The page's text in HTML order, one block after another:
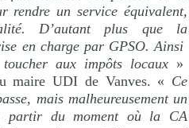
rendre un service équivalent,
D’autant plus que la
en charge par GPSO. Ainsi
aux impôts locaux »
maire UDI de Vanves. « Ce
mais malheureusement un
partir du moment où la CA